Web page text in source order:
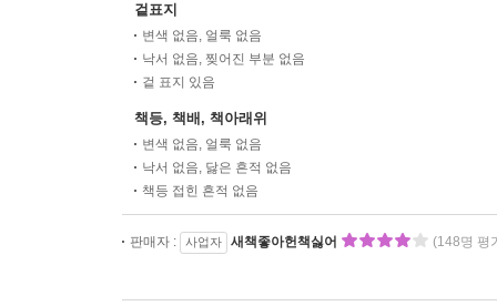
겉표지
변색 없음, 얼룩 없음
낙서 없음, 찢어진 부분 없음
겉 표지 있음
책등, 책배, 책아래위
변색 없음, 얼룩 없음
낙서 없음, 닳은 흔적 없음
책등 접힌 흔적 없음
판매자 : 사업자 새책좋아헌책싫어 (148명 평